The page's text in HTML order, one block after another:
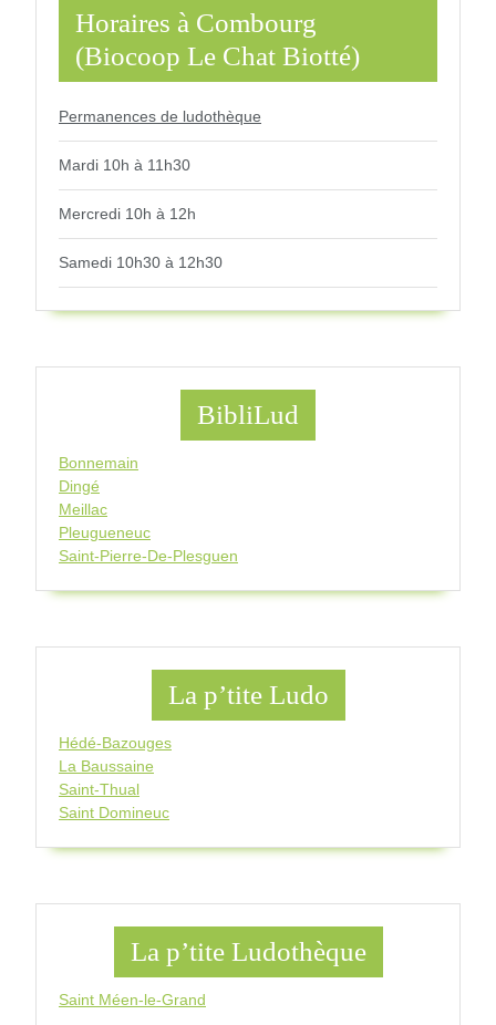
Horaires à Combourg
(Biocoop Le Chat Biotté)
Permanences de ludothèque
Mardi 10h à 11h30
Mercredi 10h à 12h
Samedi 10h30 à 12h30
BibliLud
Bonnemain
Dingé
Meillac
Pleugueneuc
Saint-Pierre-De-Plesguen
La p’tite Ludo
Hédé-Bazouges
La Baussaine
Saint-Thual
Saint Domineuc
La p’tite Ludothèque
Saint Méen-le-Grand